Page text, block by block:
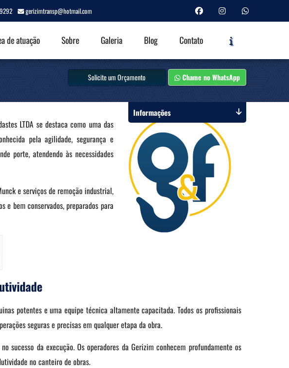
gerizimtransp@hotmail.com
de atuação Sobre Galeria Blog Contato
Solicite um Orçamento Chame no WhatsApp
LTDA se destaca como uma das
pela agilidade, segurança e
porte, atendendo às necessidades
e serviços de remoção industrial,
e bem conservados, preparados para
potentes e uma equipe técnica altamente capacitada. Todos os profissionais
seguras e precisas em qualquer etapa da obra.
sucesso da execução. Os operadores da Gerizim conhecem profundamente os
no canteiro de obras.
Informações